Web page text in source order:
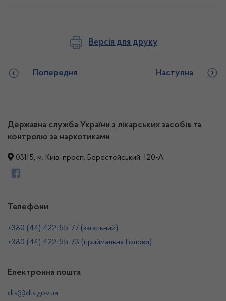
Версія для друку
Попередня Наступна
Державна служба України з лікарських засобів та
контролю за наркотиками
03115, м. Київ, просп. Берестейський, 120-А
Телефони
+380 (44) 422-55-77 (загальний)
+380 (44) 422-55-73 (приймальня Голови)
Електронна пошта
dls@dls.gov.ua